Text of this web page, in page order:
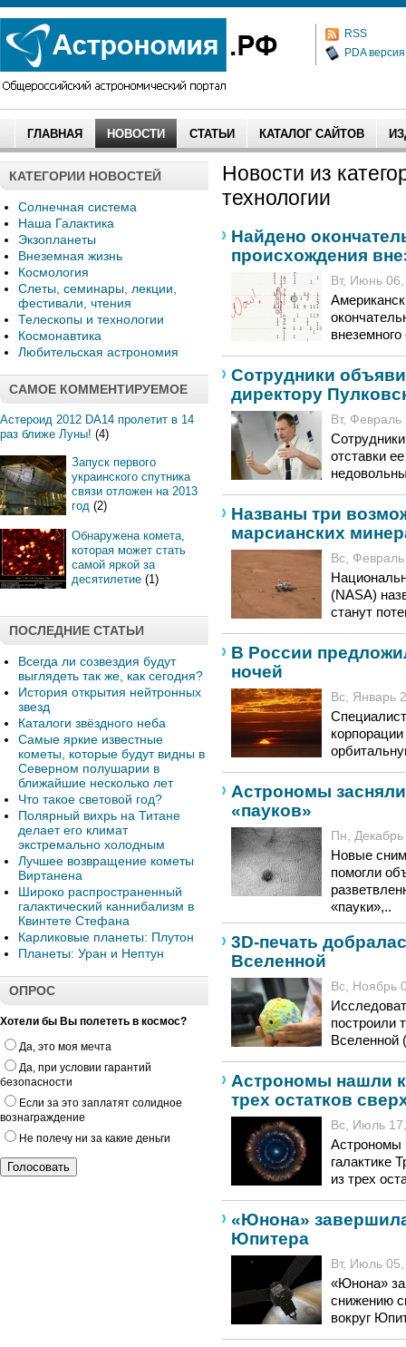
RSS
PDA версия
ГЛАВНАЯ НОВОСТИ СТАТЬИ КАТАЛОГ САЙТОВ
КАТЕГОРИИ НОВОСТЕЙ
Солнечная система
Наша Галактика
Экзопланеты
Внеземная жизнь
Космология
Слеты, семинары, лекции,
фестивали, чтения
Телескопы и технологии
Космонавтика
Любительская астрономия
САМОЕ КОММЕНТИРУЕМОЕ
Астероид 2012 DA14 пролетит в 14
раз ближе Луны! (4)
Запуск первого
украинского спутника
связи отложен на 2013
год (2)
Обнаружена комета,
которая может стать
самой яркой за
десятилетие (1)
ПОСЛЕДНИЕ СТАТЬИ
Всегда ли созвездия будут
выглядеть так же, как сегодня?
История открытия нейтронных
звезд
Каталоги звёздного неба
Самые яркие известные
кометы, которые будут видны в
Северном полушарии в
ближайшие несколько лет
Что такое световой год?
Полярный вихрь на Титане
делает его климат
экстремально холодным
Лучшее возвращение кометы
Виртанена
Широко распространенный
галактический каннибализм в
Квинтете Стефана
Карликовые планеты: Плутон
Планеты: Уран и Нептун
ОПРОС
Хотели бы Вы полететь в космос?
Да, это моя мечта
Да, при условии гарантий
безопасности
Если за это заплатят солидное
вознаграждение
Не полечу ни за какие деньги
Новости из
технологии
Найдено
происхождения
Вт, Июнь
Сотрудники
директору
Вт,
отставки
Названы три
марсианских
Вс,
(NASA)
станут
В России
ночей
Вс, Январь
Астрономы
«пауков»
Пн,
Новые
помогли
«пауки»,..
3D-печать
Вселенной
Вс, Ноябрь
построили
Вселенной
Астрономы нашли
трех остатков
Вс, Июль
Астрономы
галактике
из трех
«Юнона»
Юпитера
Вт, Июль
«Юнона»
снижению
вокруг